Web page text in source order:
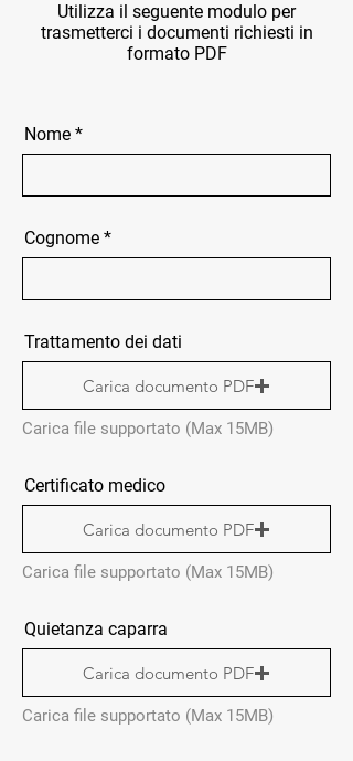
Utilizza il seguente modulo per
trasmetterci i documenti richiesti in
formato PDF
Nome
Cognome
Trattamento dei dati
Carica documento PDF
Carica file supportato (Max 15MB)
Certificato medico
Carica documento PDF
Carica file supportato (Max 15MB)
Quietanza caparra
Carica documento PDF
Carica file supportato (Max 15MB)